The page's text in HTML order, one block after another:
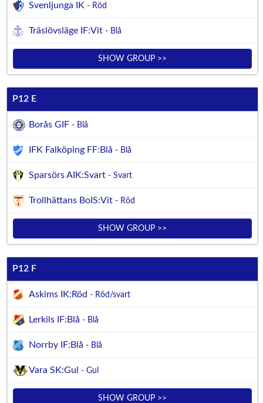
Svenljunga IK - Röd
Träslövsläge IF:Vit - Blå
SHOW GROUP >>
P12 E
Borås GIF - Blå
IFK Falköping FF:Blå - Blå
Sparsörs AIK:Svart - Svart
Trollhättans BoIS:Vit - Röd
SHOW GROUP >>
P12 F
Askims IK:Röd - Röd/svart
Lerkils IF:Blå - Blå
Norrby IF:Blå - Blå
Vara SK:Gul - Gul
SHOW GROUP >>